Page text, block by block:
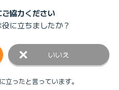
協力ください
役に立ちましたか？
いいえ
立ったと言っています。